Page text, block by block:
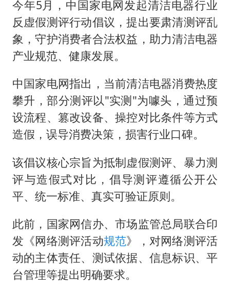
今年5月，中国家电网发起清洁电器行业
反虚假测评行动倡议，提出要肃清测评乱
象，守护消费者合法权益，助力清洁电器
产业规范、健康发展。
中国家电网指出，当前清洁电器消费热度
攀升，部分测评以"实测"为噱头，通过预
设流程、篡改设备、操控对比条件等方式
造假，误导消费决策，损害行业口碑。
该倡议核心宗旨为抵制虚假测评、暴力测
评与造假式对比，倡导测评遵循公开公
平、统一标准、真实可验证原则。
此前，国家网信办、市场监管总局联合印
发《网络测评活动规范》，对网络测评活
动的主体责任、测试依据、信息标识、平
台管理等提出明确要求。